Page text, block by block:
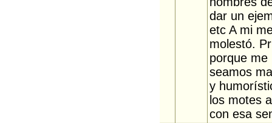
dar un
etc A mi
molestó.
porque me
seamos
y
los motes
con esa